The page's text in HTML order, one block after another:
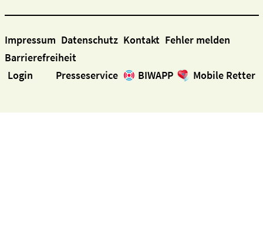
Impressum Datenschutz Kontakt Fehler melden
Barrierefreiheit
Login
Presseservice BIWAPP Mobile Retter